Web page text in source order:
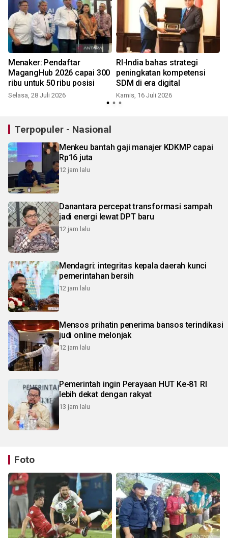
Menaker: Pendaftar
MagangHub 2026 capai 300
ribu untuk 50 ribu posisi
Selasa, 28 Juli 2026
RI-India bahas strategi
peningkatan kompetensi
SDM di era digital
Kamis, 16 Juli 2026
Terpopuler - Nasional
Menkeu bantah gaji manajer KDKMP capai
Rp16 juta
12 jam lalu
Danantara percepat transformasi sampah
jadi energi lewat DPT baru
12 jam lalu
Mendagri: integritas kepala daerah kunci
pemerintahan bersih
12 jam lalu
Mensos prihatin penerima bansos terindikasi
judi online melonjak
12 jam lalu
Pemerintah ingin Perayaan HUT Ke-81 RI
lebih dekat dengan rakyat
13 jam lalu
Foto